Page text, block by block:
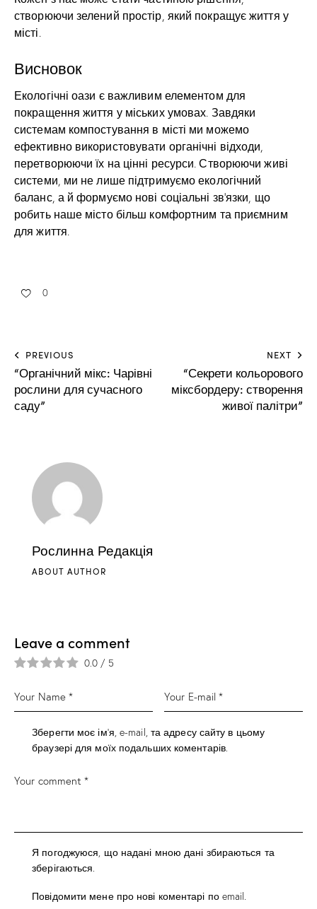
створюючи зелений простір, який покращує життя у
місті.
Висновок
Екологічні оази є важливим елементом для
покращення життя у міських умовах. Завдяки
системам компостування в місті ми можемо
ефективно використовувати органічні відходи,
перетворюючи їх на цінні ресурси. Створюючи живі
системи, ми не лише підтримуємо екологічний
баланс, а й формуємо нові соціальні зв’язки, що
робить наше місто більш комфортним та приємним
для життя.
0
PREVIOUS
“Органічний мікс: Чарівні
рослини для сучасного
саду”
NEXT
“Секрети кольорового
міксбордеру: створення
живої палітри”
Рослинна Редакція
ABOUT AUTHOR
Leave a comment
0.0 / 5
Зберегти моє ім'я, e-mail, та адресу сайту в цьому
браузері для моїх подальших коментарів.
Я погоджуюся, що надані мною дані збираються та
зберігаються.
Повідомити мене про нові коментарі по email.